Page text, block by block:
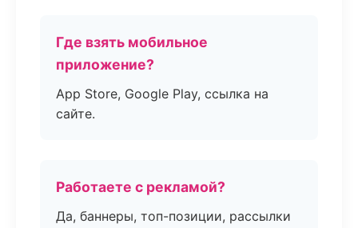
Где взять мобильное
приложение?
App Store, Google Play, ссылка на
сайте.
Работаете с рекламой?
Да, баннеры, топ-позиции, рассылки